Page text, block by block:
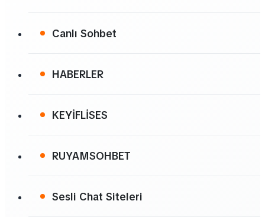
Canlı Sohbet
HABERLER
KEYİFLİSES
RUYAMSOHBET
Sesli Chat Siteleri